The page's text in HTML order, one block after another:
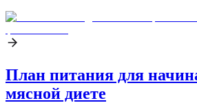
План питания для
мясной диете